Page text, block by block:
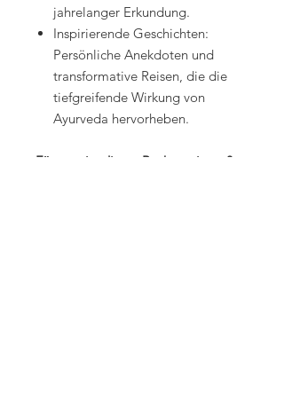
jahrelanger Erkundung.
Inspirierende Geschichten:
Persönliche Anekdoten und
transformative Reisen, die die
tiefgreifende Wirkung von
Ayurveda hervorheben.
Für wen ist dieses Buch geeignet?